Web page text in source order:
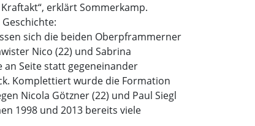
erklärt Sommerkamp.
sich die beiden Oberpframmerner
Nico (22) und Sabrina
an Seite statt gegeneinander
Komplettiert wurde die Formation
Nicola Götzner (22) und Paul Siegl
1998 und 2013 bereits viele